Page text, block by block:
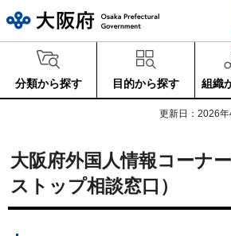
分類から探す 目的から探す 組織
更新日：2026年
大阪府外国人情報コーナ
ストップ相談窓口）